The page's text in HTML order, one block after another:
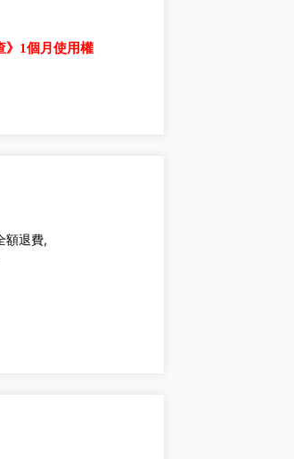
1個月使用權
額退費,